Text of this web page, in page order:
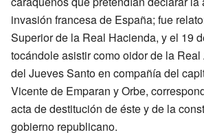
invasión francesa de España; fue
Superior de la Real Hacienda, y el 19
tocándole asistir como oidor de la
del Jueves Santo en compañía del
Vicente de Emparan y Orbe,
acta de destitución de éste y de la
gobierno republicano.